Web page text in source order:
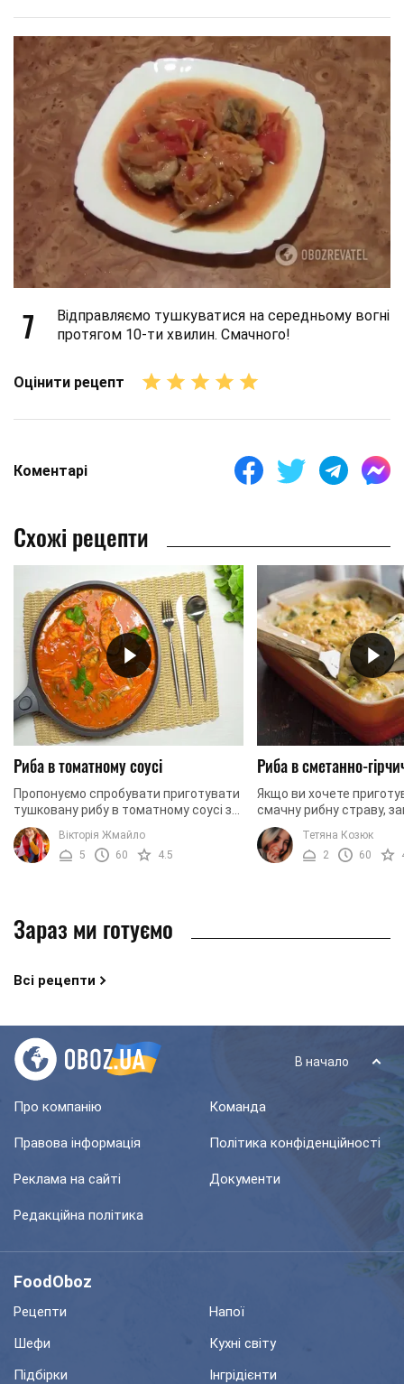
7
Відправляємо тушкуватися на середньому вогні
протягом 10-ти хвилин. Смачного!
Оцінити рецепт
Коментарі
Схожі рецепти
Риба в томатному соусі
Пропонуємо спробувати приготувати
тушковану рибу в томатному соусі за
цим рецептом. На смак риба
виходить неймовірно соковитою,
ніжною, а виглядає ...
Вікторія Жмайло
5
60 4.5
Риба в сметанно-
Якщо ви хочете
смачну рибну страву,
духовці – цей рецепт
ми розповімо, як
тилапії з ...
Тетяна Козюк
2
60
Зараз ми готуємо
Всі рецепти
В начало
Про компанію Команда
Правова інформація Політика конфіденційності
Реклама на сайті Документи
Редакційна політика
FoodOboz
Рецепти
Напої
Шефи
Кухні світу
Підбірки
Інгрідієнти